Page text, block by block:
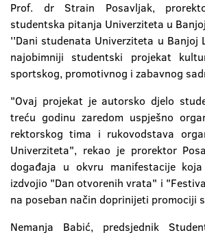
Prof. dr Strain Posavljak,
studentska pitanja Univerziteta u
''Dani studenata Univerziteta u Banjoj
najobimniji studentski projekat
sportskog, promotivnog i zabavnog
"Ovaj projekat je autorsko djelo
treću godinu zaredom uspješno
rektorskog tima i rukovodstava
Univerziteta", rekao je prorektor
događaja u okvru manifestacije
izdvojio "Dan otvorenih vrata" i
na poseban način doprinijeti promociji
Nemanja Babić, predsjednik